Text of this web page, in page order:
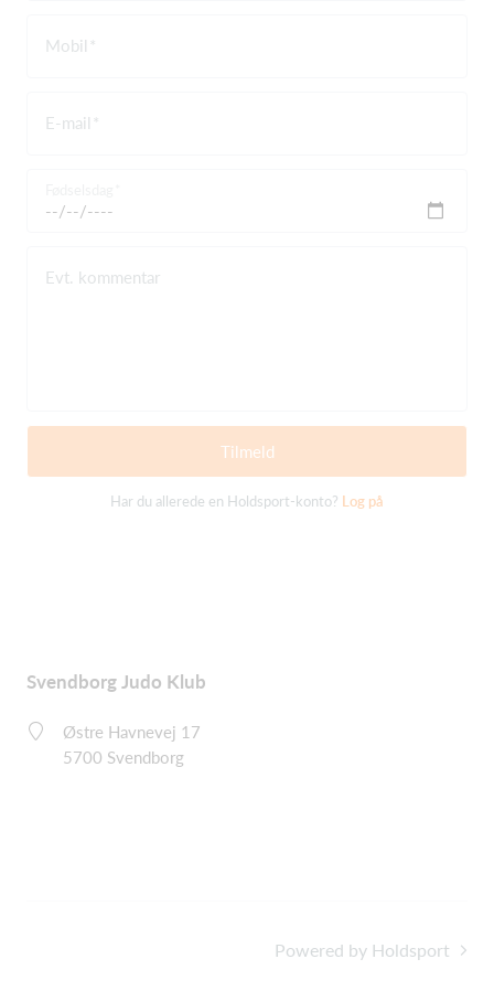
Mobil
E-mail
Evt. kommentar
Tilmeld
Har du allerede en Holdsport-konto? Log på
Svendborg Judo Klub
Østre Havnevej 17
5700 Svendborg
Powered by Holdsport